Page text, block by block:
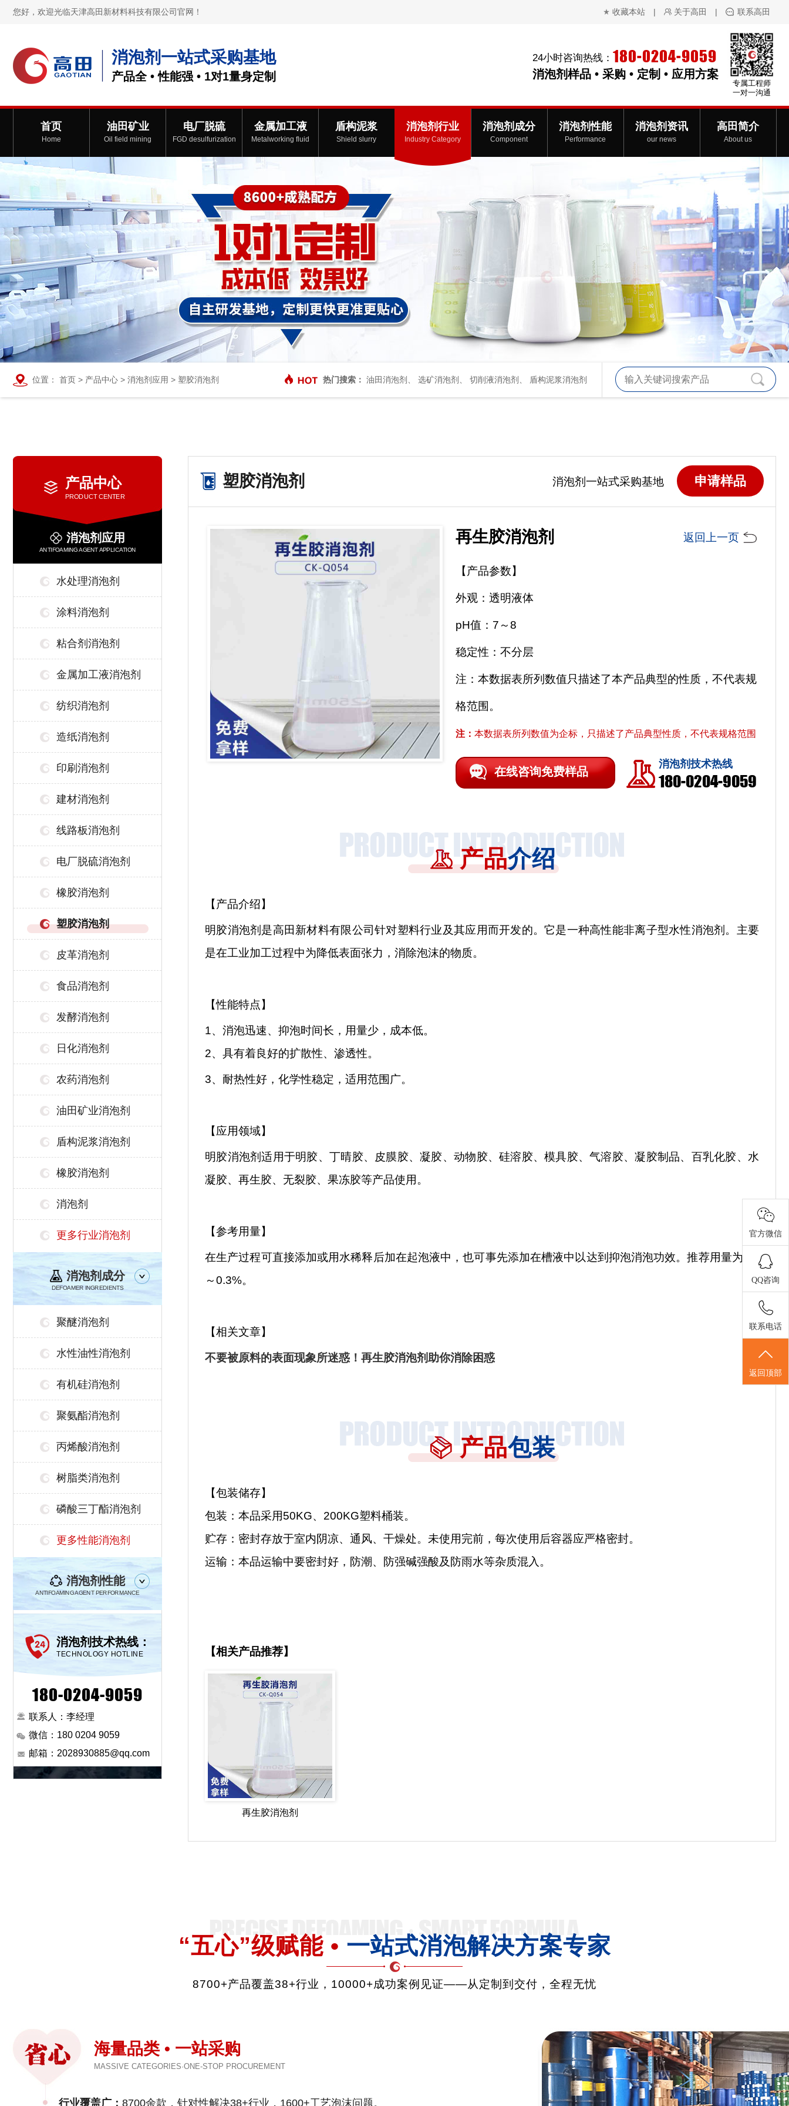
您好，欢迎光临天津高田新材料科技有限公司官网！ 收藏本站 | 关于高田 | 联系高田
消泡剂一站式采购基地
产品全 • 性能强 • 1对1量身定制
24小时咨询热线： 180-0204-9059
消泡剂样品 • 采购 • 定制 • 应用方案
专属工程师
一对一沟通
首页
Home
油田矿业
Oil field mining
电厂脱硫
FGD desulfurization
金属加工液
Metalworking fluid
盾构泥浆
Shield slurry
消泡剂行业
Industry Category
消泡剂成分
Component
消泡剂性能
Performance
消泡剂资讯
our news
高田简介
About us
位置： 首页 > 产品中心 > 消泡剂应用 > 塑胶消泡剂 热门搜索： 油田消泡剂 选矿消泡剂 切削液消泡剂 盾构泥浆消泡剂
产品中心
PRODUCT CENTER
消泡剂应用
ANTIFOAMING AGENT APPLICATION
水处理消泡剂
涂料消泡剂
粘合剂消泡剂
金属加工液消泡剂
纺织消泡剂
造纸消泡剂
印刷消泡剂
建材消泡剂
线路板消泡剂
电厂脱硫消泡剂
橡胶消泡剂
塑胶消泡剂
皮革消泡剂
食品消泡剂
发酵消泡剂
日化消泡剂
农药消泡剂
油田矿业消泡剂
盾构泥浆消泡剂
橡胶消泡剂
消泡剂
更多行业消泡剂
消泡剂成分
DEFOAMER INGREDIENTS
聚醚消泡剂
水性油性消泡剂
有机硅消泡剂
聚氨酯消泡剂
丙烯酸消泡剂
树脂类消泡剂
磷酸三丁酯消泡剂
更多性能消泡剂
消泡剂性能
ANTIFOAMING AGENT PERFORMANCE
消泡剂技术热线：
TECHNOLOGY HOTLINE
180-0204-9059
联系人：李经理
微信：180 0204 9059
邮箱：2028930885@qq.com
塑胶消泡剂 消泡剂一站式采购基地 申请样品
再生胶消泡剂 返回上一页
【产品参数】
外观：透明液体
pH值：7～8
稳定性：不分层
注：本数据表所列数值只描述了本产品典型的性质，不代表规
格范围。
注： 本数据表所列数值为企标，只描述了产品典型性质，不代表规格范围
在线咨询免费样品
消泡剂技术热线
180-0204-9059
产品介绍
【产品介绍】
明胶消泡剂是高田新材料有限公司针对塑料行业及其应用而开发的。它是一种高性能非离子型水性消泡剂。主要
是在工业加工过程中为降低表面张力，消除泡沫的物质。
【性能特点】
1、消泡迅速、抑泡时间长，用量少，成本低。
2、具有着良好的扩散性、渗透性。
3、耐热性好，化学性稳定，适用范围广。
【应用领域】
明胶消泡剂适用于明胶、丁晴胶、皮膜胶、凝胶、动物胶、硅溶胶、模具胶、气溶胶、凝胶制品、百乳化胶、水
凝胶、再生胶、无裂胶、果冻胶等产品使用。
【参考用量】
在生产过程可直接添加或用水稀释后加在起泡液中，也可事先添加在槽液中以达到抑泡消泡功效。推荐用量为
～0.3%。
【相关文章】
不要被原料的表面现象所迷惑！再生胶消泡剂助你消除困惑
产品包装
【包装储存】
包装：本品采用50KG、200KG塑料桶装。
贮存：密封存放于室内阴凉、通风、干燥处。未使用完前，每次使用后容器应严格密封。
运输：本品运输中要密封好，防潮、防强碱强酸及防雨水等杂质混入。
【相关产品推荐】
再生胶消泡剂
“五心”级赋能 • 一站式消泡解决方案专家
8700+产品覆盖38+行业，10000+成功案例见证——从定制到交付，全程无忧
海量品类 • 一站采购
MASSIVE CATEGORIES·ONE-STOP PROCUREMENT
行业覆盖广： 8700余款，针对性解决38+行业，1600+工艺泡沫问题。
官方微信
QQ咨询
联系电话
返回顶部